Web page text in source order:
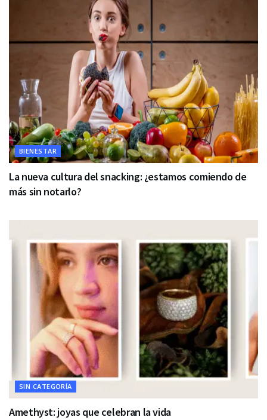
BIENESTAR
La nueva cultura del snacking: ¿estamos comiendo de
más sin notarlo?
SIN CATEGORÍA
Amethyst: joyas que celebran la vida